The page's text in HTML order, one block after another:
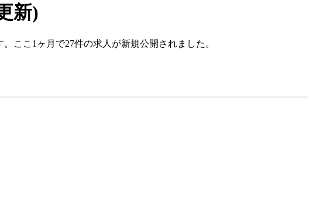
新)
ここ1ヶ月で27件の求人が新規公開されました。